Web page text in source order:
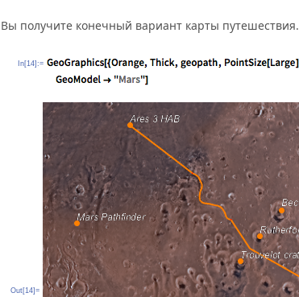
Вы получите конечный вариант карты путешествия.
In[14]:=
Out[14]=